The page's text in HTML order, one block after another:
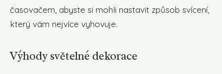
časovačem, abyste si mohli nastavit způsob svícení,
který vám nejvíce vyhovuje.
Výhody světelné dekorace